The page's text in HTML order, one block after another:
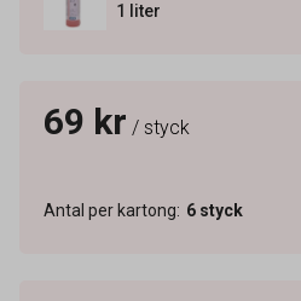
1 liter
69 kr / styck
Antal per kartong: 6 styck